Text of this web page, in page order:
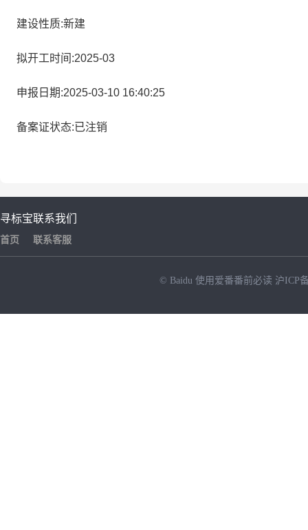
建设性质:新建
拟开工时间:2025-03
申报日期:2025-03-10 16:40:25
备案证状态:已注销
寻标宝
首页
联系我们
联系客服
© Baidu 使用爱番番前必读 沪ICP